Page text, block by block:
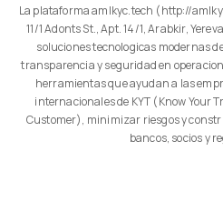
La plataforma amlkyc.tech (http://amlkyc.tech/) de WEB SOLUTIONS LLC,
11/1 Adonts St., Apt. 14/1, Arabkir,
soluciones tecnologicas modernas
transparencia y seguridad en
herramientas que ayudan a las
internacionales de KYT (Know Your
Customer), minimizar riesgos y
bancos, socios y